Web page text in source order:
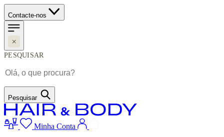
Contacte-nos
PESQUISAR
Pesquisar
Minha Conta